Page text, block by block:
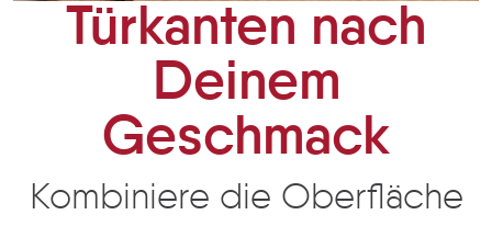
Türkanten nach
Deinem
Geschmack
Kombiniere die Oberfläche